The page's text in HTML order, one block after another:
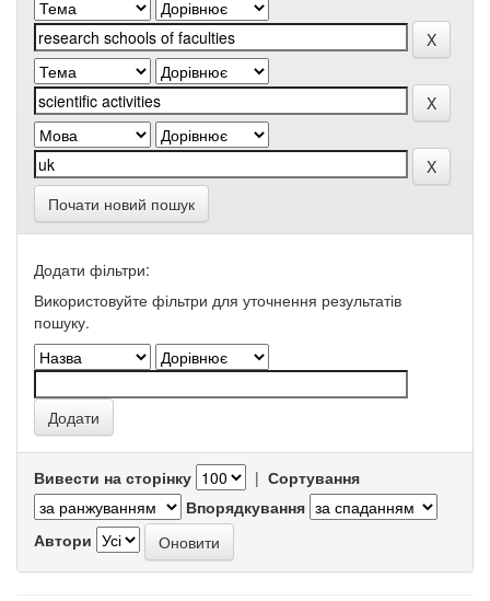
Почати новий пошук
Додати фільтри:
Використовуйте фільтри для уточнення результатів
пошуку.
Вивести на сторінку | Сортування
Впорядкування
Автори